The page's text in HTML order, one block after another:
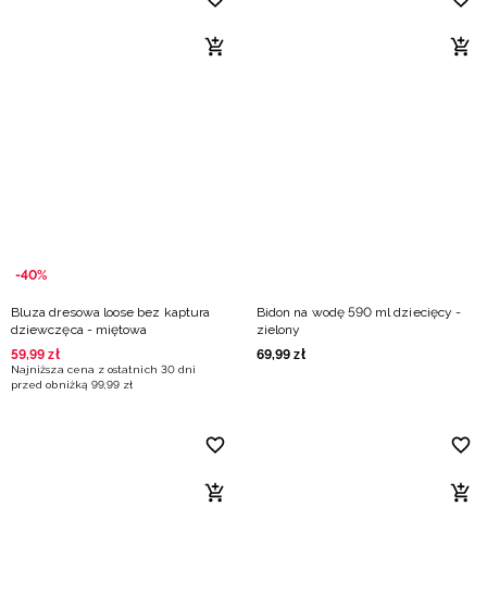
-40%
Bluza dresowa loose bez kaptura
dziewczęca - miętowa
59,99 zł
Najniższa cena z ostatnich 30 dni
przed obniżką 99,99 zł
Bidon na wodę 590 ml dziecięcy -
zielony
69,99 zł